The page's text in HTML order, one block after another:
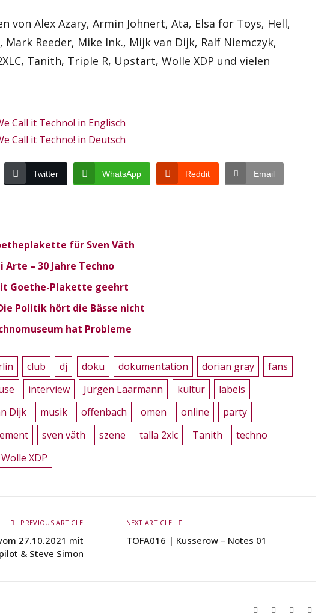
von Alex Azary, Armin Johnert, Ata, Elsa for Toys, Hell,
Mark Reeder, Mike Ink., Mijk van Dijk, Ralf Niemczyk,
Tanith, Triple R, Upstart, Wolle XDP und vielen
Call it Techno! in Englisch
Call it Techno! in Deutsch
Twitter WhatsApp Reddit Email
für Sven Väth
– 30 Jahre Techno
Goethe-Plakette geehrt
Politik hört die Bässe nicht
hat Probleme
club dj doku dokumentation dorian gray
fans
interview Jürgen Laarmann kultur
labels
Dijk musik offenbach omen online
party
sven väth szene talla 2xlc Tanith
techno
Wolle XDP
PREVIOUS ARTICLE
27.10.2021 mit
& Steve Simon
NEXT ARTICLE
TOFA016 | Kusserow – Notes 01
WebsiteTwitch YouTube